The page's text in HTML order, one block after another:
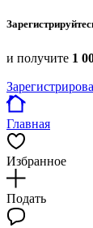
и получите 1
Главная
Избранное
Подать